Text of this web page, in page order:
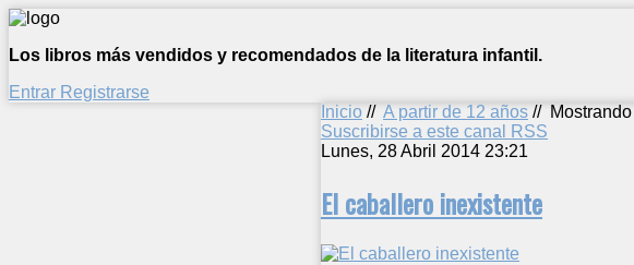
Los libros más vendidos y recomendados de la literatura infantil.
Entrar Registrarse
Inicio // A partir de 12 años //
Suscribirse a este canal RSS
Lunes, 28 Abril 2014 23:21
El caballero inexistente